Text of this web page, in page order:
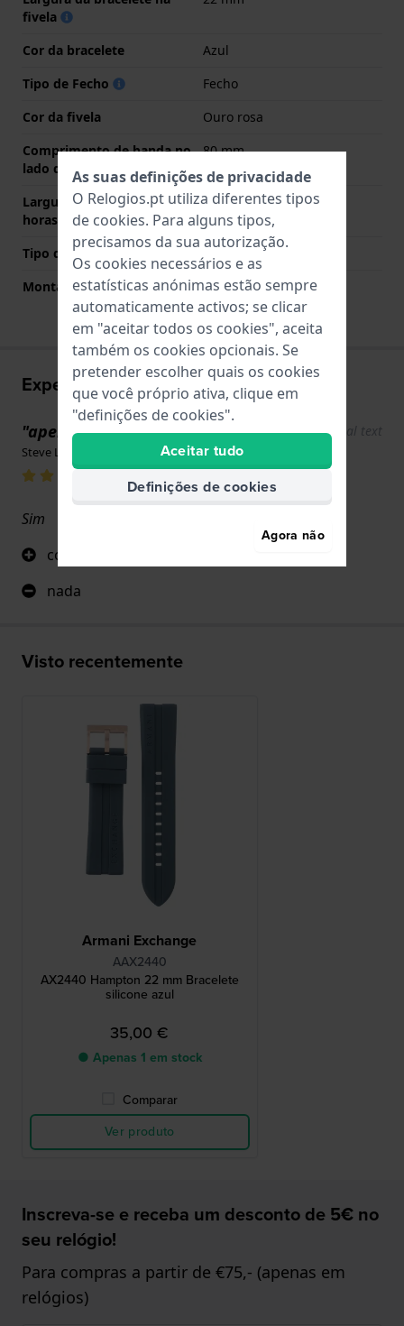
fivela
Cor da bracelete
Azul
Tipo de Fecho
Fecho
Cor da fivela
Ouro rosa
Comprimento de banda no
lado das 12 horas
80 mm
Largura de banda lado 6
horas (mm)
120 mm
Tipo de montagem
Pinos de pressão
Montagem Reta
Sim
Experiências utilizador
"apenas um relógio adorável" Show original text
Steve Leach · 12 de junho de 2026
Sim
confortável
nada
Visto recentemente
Armani Exchange
AAX2440
AX2440 Hampton 22 mm Bracelete
silicone azul
35,00 €
● Apenas 1 em stock
Comparar
Ver produto
Inscreva-se e receba um desconto de 5€ no
seu relógio!
Para compras a partir de €75,- (apenas em
relógios)
As suas definições de privacidade
O Relogios.pt utiliza diferentes tipos
de cookies. Para alguns tipos,
precisamos da sua autorização.
Os cookies necessários e as
estatísticas anónimas estão sempre
automaticamente activos; se clicar
em "aceitar todos os cookies", aceita
também os cookies opcionais. Se
pretender escolher quais os cookies
que você próprio ativa, clique em
"definições de cookies".
Aceitar tudo
Definições de cookies
Agora não